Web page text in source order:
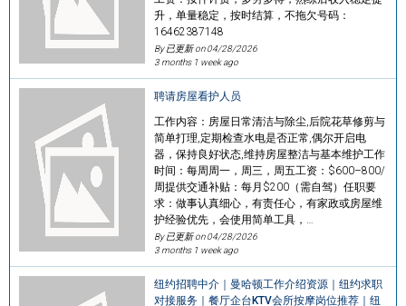
升，单量稳定，按时结算，不拖欠号码：
16462387148
By 已更新 on04/28/2026
3 months 1 week ago
聘请房屋看护人员
工作内容：房屋日常清洁与除尘,后院花草修剪与
简单打理,定期检查水电是否正常,偶尔开启电
器，保持良好状态,维持房屋整洁与基本维护工作
时间：每周周一，周三，周五工资：$600–800/
周提供交通补贴：每月$200（需自驾）任职要
求：做事认真细心，有责任心，有家政或房屋维
护经验优先，会使用简单工具，…
By 已更新 on04/28/2026
3 months 1 week ago
纽约招聘中介｜曼哈顿工作介绍资源｜纽约求职
对接服务｜餐厅企台KTV会所按摩岗位推荐｜纽